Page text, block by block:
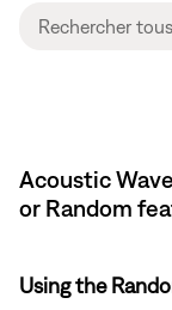
Acoustic
or Random
Using the